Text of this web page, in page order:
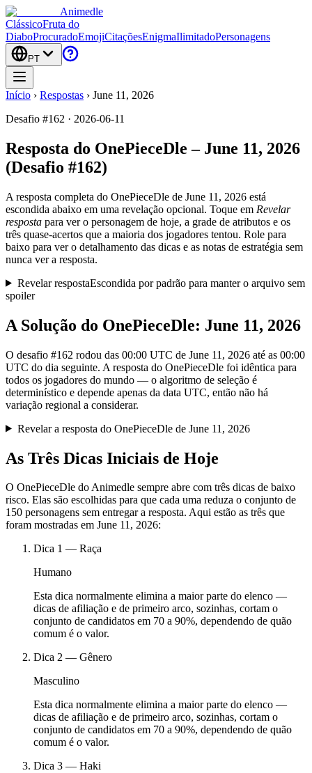
Animedle
ClássicoFruta do
DiaboProcuradoEmojiCitaçõesEnigmaIlimitadoPersonagens
PT
Início › Respostas › June 11, 2026
Desafio #162 · 2026-06-11
Resposta do OnePieceDle – June 11, 2026
(Desafio #162)
A resposta completa do OnePieceDle de June 11, 2026 está
escondida abaixo em uma revelação opcional. Toque em Revelar
resposta para ver o personagem de hoje, a grade de atributos e os
três quase-acertos que a maioria dos jogadores tentou. Role para
baixo para ver o detalhamento das dicas e as notas de estratégia sem
nunca ver a resposta.
Revelar respostaEscondida por padrão para manter o arquivo sem
spoiler
A Solução do OnePieceDle: June 11, 2026
O desafio #162 rodou das 00:00 UTC de June 11, 2026 até as 00:00
UTC do dia seguinte. A resposta do OnePieceDle foi idêntica para
todos os jogadores do mundo — o algoritmo de seleção é
determinístico e depende apenas da data UTC, então não há
variação regional a considerar.
Revelar a resposta do OnePieceDle de June 11, 2026
As Três Dicas Iniciais de Hoje
O OnePieceDle do Animedle sempre abre com três dicas de baixo
risco. Elas são escolhidas para que cada uma reduza o conjunto de
150 personagens sem entregar a resposta. Aqui estão as três que
foram mostradas em June 11, 2026:
Dica 1 — Raça
Humano
Esta dica normalmente elimina a maior parte do elenco —
dicas de afiliação e de primeiro arco, sozinhas, cortam o
conjunto de candidatos em 70 a 90%, dependendo de quão
comum é o valor.
Dica 2 — Gênero
Masculino
Esta dica normalmente elimina a maior parte do elenco —
dicas de afiliação e de primeiro arco, sozinhas, cortam o
conjunto de candidatos em 70 a 90%, dependendo de quão
comum é o valor.
Dica 3 — Haki